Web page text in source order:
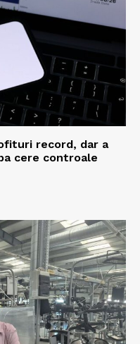
record, dar a
cere controale